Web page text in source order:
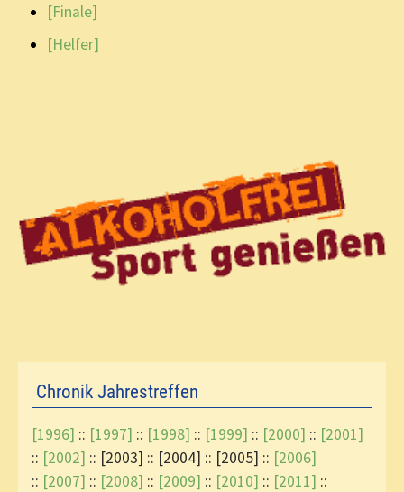
[Finale]
[Helfer]
Chronik Jahrestreffen
[1996] :: [1997] :: [1998] :: [1999] :: [2000] :: [2001]
:: [2002] :: [2003] :: [2004] :: [2005] :: [2006]
:: [2007] :: [2008] :: [2009] :: [2010] :: [2011] ::